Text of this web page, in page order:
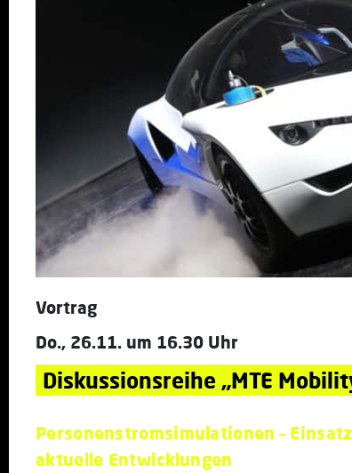
Vortrag
Do., 26.11. um 16.30 Uhr
Diskussionsreihe „MTE
Personenstromsimulationen –
aktuelle Entwicklungen